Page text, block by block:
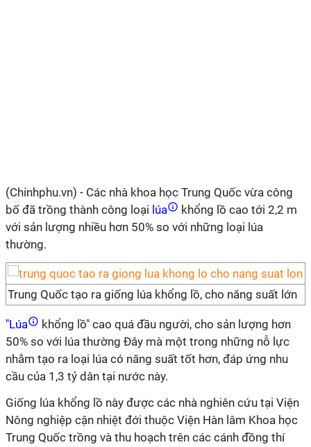
(Chinhphu.vn) - Các nhà khoa học Trung Quốc vừa công
bố đã trồng thành công loại lúa
khổng lồ cao tới 2,2 m
với sản lượng nhiều hơn 50% so với những loại lúa
thường.
Trung Quốc tạo ra giống lúa khổng lồ, cho năng suất lớn
"Lúa
khổng lồ" cao quá đầu người, cho sản lượng hơn
50% so với lúa thường Đây mà một trong những nỗ lực
nhằm tạo ra loại lúa có năng suất tốt hơn, đáp ứng nhu
cầu của 1,3 tỷ dân tại nước này.
Giống lúa khổng lồ này được các nhà nghiên cứu tại Viện
Nông nghiệp cận nhiệt đới thuộc Viện Hàn lâm Khoa học
Trung Quốc trồng và thu hoạch trên các cánh đồng thí